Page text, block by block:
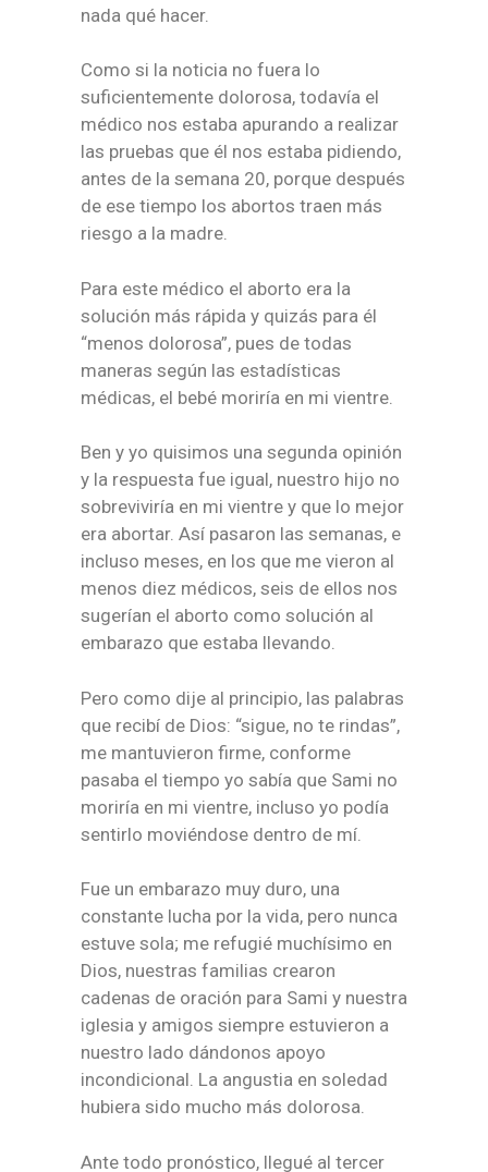
nada qué hacer.
Como si la noticia no fuera lo
suficientemente dolorosa, todavía el
médico nos estaba apurando a realizar
las pruebas que él nos estaba pidiendo,
antes de la semana 20, porque después
de ese tiempo los abortos traen más
riesgo a la madre.
Para este médico el aborto era la
solución más rápida y quizás para él
“menos dolorosa”, pues de todas
maneras según las estadísticas
médicas, el bebé moriría en mi vientre.
Ben y yo quisimos una segunda opinión
y la respuesta fue igual, nuestro hijo no
sobreviviría en mi vientre y que lo mejor
era abortar. Así pasaron las semanas, e
incluso meses, en los que me vieron al
menos diez médicos, seis de ellos nos
sugerían el aborto como solución al
embarazo que estaba llevando.
Pero como dije al principio, las palabras
que recibí de Dios: “sigue, no te rindas”,
me mantuvieron firme, conforme
pasaba el tiempo yo sabía que Sami no
moriría en mi vientre, incluso yo podía
sentirlo moviéndose dentro de mí.
Fue un embarazo muy duro, una
constante lucha por la vida, pero nunca
estuve sola; me refugié muchísimo en
Dios, nuestras familias crearon
cadenas de oración para Sami y nuestra
iglesia y amigos siempre estuvieron a
nuestro lado dándonos apoyo
incondicional. La angustia en soledad
hubiera sido mucho más dolorosa.
Ante todo pronóstico, llegué al tercer